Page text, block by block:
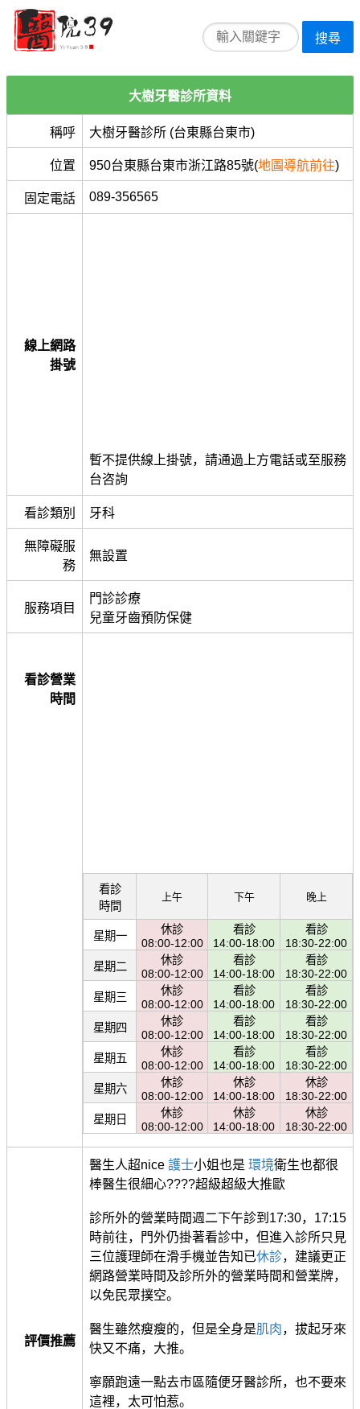
搜尋
大樹牙醫診所資料
稱呼 大樹牙醫診所 (台東縣台東市)
位置 950台東縣台東市浙江路85號(地圖導航前往)
固定電話 089-356565
線上網路
掛號
暫不提供線上掛號，請通過上方電話或至服務
台咨詢
看診類別 牙科
無障礙服
務
無設置
服務項目
門診診療
兒童牙齒預防保健
看診營業
時間
看診
時間
上午 下午 晚上
星期一
休診
08:00-12:00
看診
14:00-18:00
看診
18:30-22:00
星期二
休診
08:00-12:00
看診
14:00-18:00
看診
18:30-22:00
星期三
休診
08:00-12:00
看診
14:00-18:00
看診
18:30-22:00
星期四
休診
08:00-12:00
看診
14:00-18:00
看診
18:30-22:00
星期五
休診
08:00-12:00
看診
14:00-18:00
看診
18:30-22:00
星期六
休診
08:00-12:00
休診
14:00-18:00
休診
18:30-22:00
星期日
休診
08:00-12:00
休診
14:00-18:00
休診
18:30-22:00
評價推薦
醫生人超nice 護士小姐也是 環境衛生也都很
棒醫生很細心????超級超級大推歐
診所外的營業時間週二下午診到17:30，17:15
時前往，門外仍掛著看診中，但進入診所只見
三位護理師在滑手機並告知已休診，建議更正
網路營業時間及診所外的營業時間和營業牌，
以免民眾撲空。
醫生雖然瘦瘦的，但是全身是肌肉，拔起牙來
快又不痛，大推。
寧願跑遠一點去市區隨便牙醫診所，也不要來
這裡，太可怕惹。